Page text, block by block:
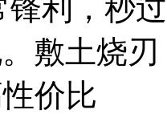
锋利，秒
敷土烧
价比